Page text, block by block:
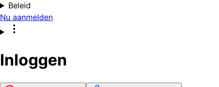
Beleid
Nu aanmelden
Inloggen